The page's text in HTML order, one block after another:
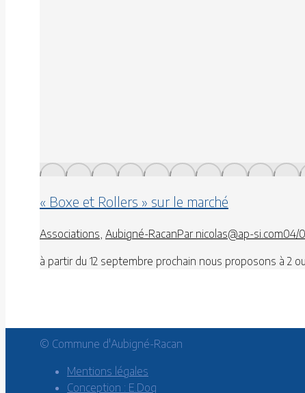
« Boxe et Rollers » sur le marché
Associations, Aubigné-RacanPar nicolas@ap-si.com04/
à partir du 12 septembre prochain nous proposons à 2
© Commune d'Aubigné-Racan
Mentions légales
Conception : E.Dog